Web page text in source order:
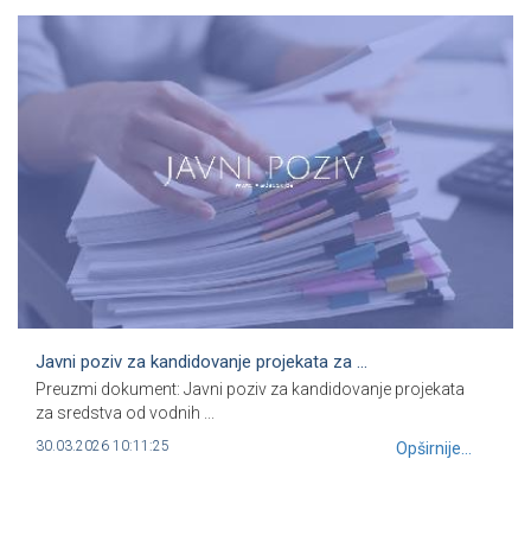
Javni poziv za kandidovanje projekata za ...
Preuzmi dokument: Javni poziv za kandidovanje projekata
za sredstva od vodnih ...
30.03.2026 10:11:25 Opširnije...